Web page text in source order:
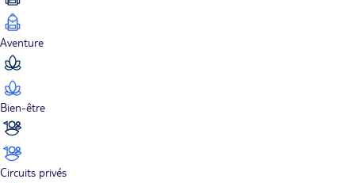
Aventure
Bien-être
Circuits privés